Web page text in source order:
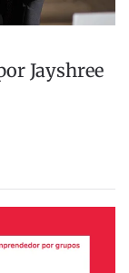
Jayshree